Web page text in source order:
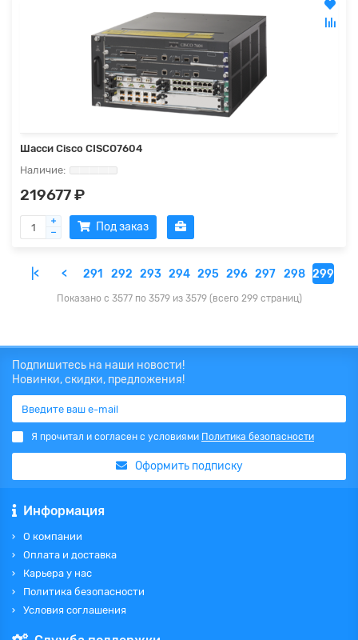
Шасси Cisco CISCO7604
219677 ₽
Под заказ
|< < 291 292 293 294 295 296 297 298 299
Показано с 3577 по 3579 из 3579 (всего 299 страниц)
Подпишитесь на наши новости!
Новинки, скидки, предложения!
Я прочитал и согласен с условиями Политика безопасности
Оформить подписку
Информация
О компании
Оплата и доставка
Карьера у нас
Политика безопасности
Условия соглашения